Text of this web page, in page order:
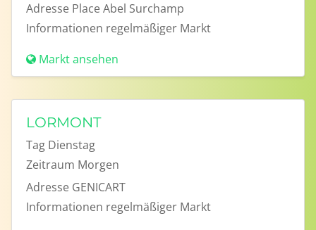
Adresse Place Abel Surchamp
Informationen regelmäßiger Markt
Markt ansehen
LORMONT
Tag Dienstag
Zeitraum Morgen
Adresse GENICART
Informationen regelmäßiger Markt